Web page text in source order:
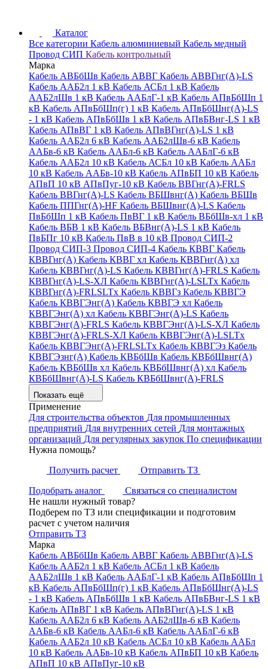
Каталог
Все категории Кабель алюминиевый Кабель медный
Провод СИП Кабель контрольный
Марка
Кабель АВБбШв Кабель АВВГ Кабель АВВГнг(А)-LS
Кабель ААБ2л 1 кВ Кабель АСБл 1 кВ Кабель
ААБ2лШв 1 кВ Кабель ААБлГ-1 кВ Кабель АПвБбШп 1
кВ Кабель АПвБбШп(г) 1 кВ Кабель АПвБбШнг(А)-LS
- 1 кВ Кабель АПвБбШв 1 кВ Кабель АПвБВнг-LS 1 кВ
Кабель АПвВГ 1 кВ Кабель АПвВГнг(А)-LS 1 кВ
Кабель ААБ2л 6 кВ Кабель ААБ2лШв-6 кВ Кабель
ААБв-6 кВ Кабель ААБл-6 кВ Кабель ААБлГ-6 кВ
Кабель ААБ2л 10 кВ Кабель АСБл 10 кВ Кабель ААБл
10 кВ Кабель ААБв-10 кВ Кабель АПвБП 10 кВ Кабель
АПвП 10 кВ АПвПуг-10 кВ Кабель ВВГнг(А)-FRLS
Кабель ВВГнг(А)-LS Кабель ВБШвнг(А) Кабель ВБШв
Кабель ППГнг(А)-HF Кабель ВБШвнг(А)-LS Кабель
ПвБбШп 1 кВ Кабель ПвВГ 1 кВ Кабель ВБбШв-хл 1 кВ
Кабель ВБВ 1 кВ Кабель ВБВнг(А)-LS 1 кВ Кабель
ПвБПг 10 кВ Кабель ПвВ в 10 кВ Провод СИП-2
Провод СИП-3 Провод СИП-4 Кабель КВВГ Кабель
КВВГнг(А) Кабель КВВГ хл Кабель КВВГнг(А) хл
Кабель КВВГнг(А)-LS Кабель КВВГнг(А)-FRLS Кабель
КВВГнг(А)-LS-ХЛ Кабель КВВГнг(А)-LSLTx Кабель
КВВГнг(А)-FRLSLTx Кабель КВВГз Кабель КВВГЭ
Кабель КВВГЭнг(А) Кабель КВВГЭ хл Кабель
КВВГЭнг(А) хл Кабель КВВГЭнг(А)-LS Кабель
КВВГЭнг(А)-FRLS Кабель КВВГЭнг(А)-LS-ХЛ Кабель
КВВГЭнг(А)-FRLS-ХЛ Кабель КВВГЭнг(А)-LSLTx
Кабель КВВГЭнг(А)-FRLSLTx Кабель КВВГЭз Кабель
КВВГЭзнг(А) Кабель КВБбШв Кабель КВБбШвнг(А)
Кабель КВБбШв хл Кабель КВБбШвнг(А) хл Кабель
КВБбШвнг(А)-LS Кабель КВБбШвнг(А)-FRLS
Показать ещё
Применение
Для строительства объектов Для промышленных
предприятий Для внутренних сетей Для монтажных
организаций Для регулярных закупок По спецификации
Нужна помощь?
Получить расчет
Отправить ТЗ
Подобрать аналог
Связаться со специалистом
Не нашли нужный товар?
Подберем по ТЗ или спецификации и подготовим
расчет с учетом наличия
Отправить ТЗ
Марка
Кабель АВБбШв Кабель АВВГ Кабель АВВГнг(А)-LS
Кабель ААБ2л 1 кВ Кабель АСБл 1 кВ Кабель
ААБ2лШв 1 кВ Кабель ААБлГ-1 кВ Кабель АПвБбШп 1
кВ Кабель АПвБбШп(г) 1 кВ Кабель АПвБбШнг(А)-LS
- 1 кВ Кабель АПвБбШв 1 кВ Кабель АПвБВнг-LS 1 кВ
Кабель АПвВГ 1 кВ Кабель АПвВГнг(А)-LS 1 кВ
Кабель ААБ2л 6 кВ Кабель ААБ2лШв-6 кВ Кабель
ААБв-6 кВ Кабель ААБл-6 кВ Кабель ААБлГ-6 кВ
Кабель ААБ2л 10 кВ Кабель АСБл 10 кВ Кабель ААБл
10 кВ Кабель ААБв-10 кВ Кабель АПвБП 10 кВ Кабель
АПвП 10 кВ АПвПуг-10 кВ